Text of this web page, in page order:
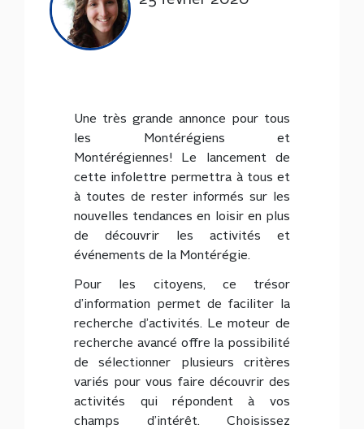
Une très grande annonce pour tous
les Montérégiens et
Montérégiennes! Le lancement de
cette infolettre permettra à tous et
à toutes de rester informés sur les
nouvelles tendances en loisir en plus
de découvrir les activités et
événements de la Montérégie.
Pour les citoyens, ce trésor
d’information permet de faciliter la
recherche d’activités. Le moteur de
recherche avancé offre la possibilité
de sélectionner plusieurs critères
variés pour vous faire découvrir des
activités qui répondent à vos
champs d’intérêt. Choisissez